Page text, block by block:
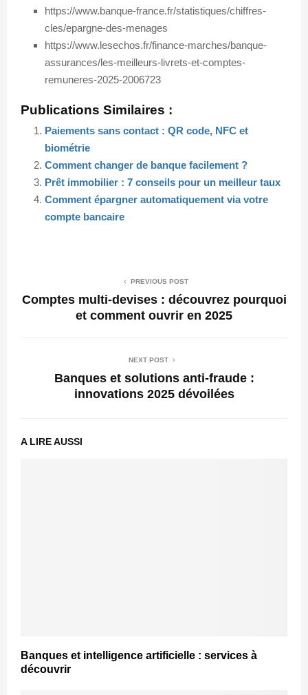
https://www.banque-france.fr/statistiques/chiffres-
cles/epargne-des-menages
https://www.lesechos.fr/finance-marches/banque-
assurances/les-meilleurs-livrets-et-comptes-
remuneres-2025-2006723
Publications Similaires :
Paiements sans contact : QR code, NFC et
biométrie
Comment changer de banque facilement ?
Prêt immobilier : 7 conseils pour un meilleur taux
Comment épargner automatiquement via votre
compte bancaire
PREVIOUS POST
Comptes multi-devises : découvrez pourquoi
et comment ouvrir en 2025
NEXT POST
Banques et solutions anti-fraude :
innovations 2025 dévoilées
A LIRE AUSSI
Banques et intelligence artificielle : services à
découvrir